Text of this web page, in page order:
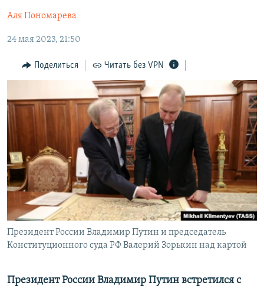
главной
Вернутся
поиску
11 ЛЕТ ОККУПАЦИИ КРЫМА. 11 ИСТОРИЙ СОПРОТИВЛЕНИЯ
ЕЩЕ
ИНТЕРАКТИВ
ИНФОГРАФИКА
ТЕЛЕПРОЕКТ КРЫМ.РЕАЛИИ
СОВЕТЫ ПРАВОЗАЩИТНИКОВ
ПРОПАВШИЕ БЕЗ ВЕСТИ
ПОБЕДИТЕЛЕЙ НЕ СУДЯТ?
КРЫМ.НЕПОКОРЕННЫЙ
ELIFBE
УКРАИНСКАЯ ПРОБЛЕМА КРЫМА
РАДІО СВОБОДА
КАК ОБОЙТИ БЛОКИРОВКУ
Українською
Qırımtatar
ПРИСОЕДИНЯЙТЕСЬ!
Все сайты RFE/RL
Аля Пономарева
24 мая 2023, 21:50
Поделиться Читать без VPN
Президент России Владимир Путин и председатель
Конституционного суда РФ Валерий Зорькин над картой
Президент России Владимир Путин встретился с